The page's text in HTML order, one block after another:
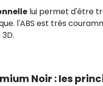
lui permet d'être
l'ABS est très
Noir : les